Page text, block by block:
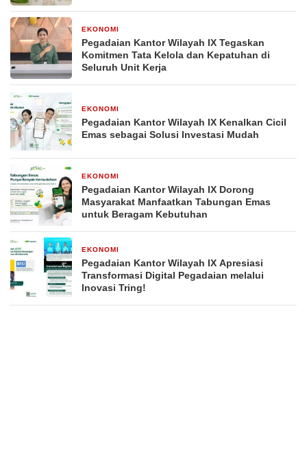
EKONOMI
Pegadaian Kantor Wilayah IX Tegaskan
Komitmen Tata Kelola dan Kepatuhan di
Seluruh Unit Kerja
EKONOMI
Pegadaian Kantor Wilayah IX Kenalkan Cicil
Emas sebagai Solusi Investasi Mudah
EKONOMI
Pegadaian Kantor Wilayah IX Dorong
Masyarakat Manfaatkan Tabungan Emas
untuk Beragam Kebutuhan
EKONOMI
Pegadaian Kantor Wilayah IX Apresiasi
Transformasi Digital Pegadaian melalui
Inovasi Tring!